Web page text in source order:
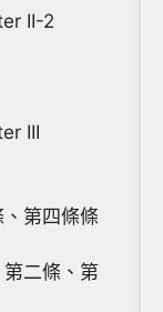
II-2
III
第四條條
二條、第